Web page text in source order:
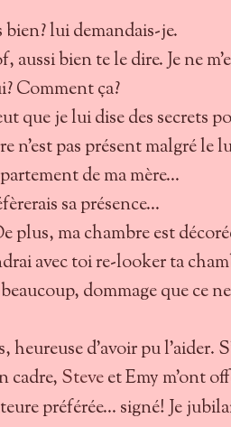
bien? lui demandais-je.
aussi bien te le dire. Je ne
Comment ça?
que je lui dise des secrets
n’est pas présent malgré
de ma mère...
sa présence...
plus, ma chambre est
avec toi re-looker ta
dommage que ce
heureuse d’avoir pu l’aider.
cadre, Steveet Emy m’ont
préférée... signé! Je